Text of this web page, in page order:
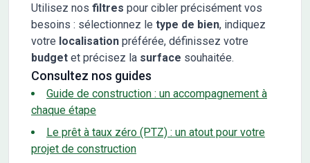
Utilisez nos filtres pour cibler précisément vos
besoins : sélectionnez le type de bien, indiquez
votre localisation préférée, définissez votre
budget et précisez la surface souhaitée.
Consultez nos guides
Guide de construction : un accompagnement à
chaque étape
Le prêt à taux zéro (PTZ) : un atout pour votre
projet de construction